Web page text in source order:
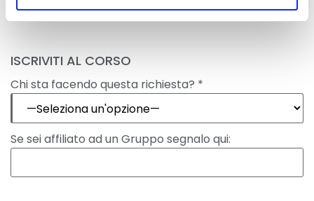
ISCRIVITI AL CORSO
Chi sta facendo questa richiesta? *
Se sei affiliato ad un Gruppo segnalo qui: